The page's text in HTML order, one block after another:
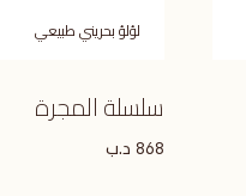
لؤلؤ بحريني طبيعي
سلسلة المجرة
868 د.ب